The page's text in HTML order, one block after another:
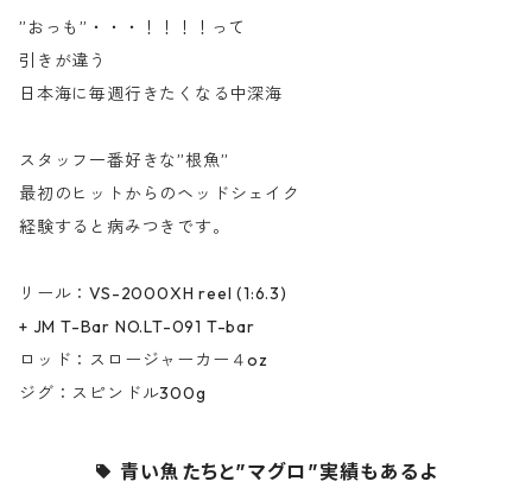
”おっも”・・・！！！！って
引きが違う
日本海に毎週行きたくなる中深海
スタッフ一番好きな”根魚”
最初のヒットからのヘッドシェイク
経験すると病みつきです。
リール：VS-2000XH reel (1:6.3)
+ JM T-Bar NO.LT-091 T-bar
ロッド：スロージャーカー４oz
ジグ：スピンドル300g
青い魚たちと”マグロ”実績もあるよ